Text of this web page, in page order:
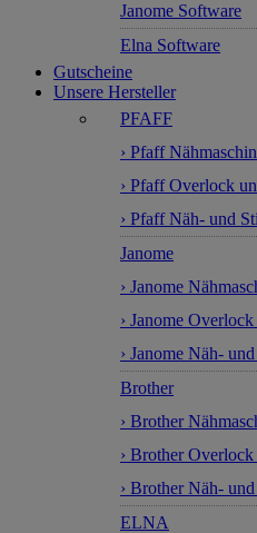
Janome Software
Elna Software
Gutscheine
Unsere Hersteller
PFAFF
› Pfaff
› Pfaff Overlock
› Pfaff Näh- und
Janome
› Janome
› Janome
› Janome Näh-
Brother
› Brother
› Brother
› Brother Näh-
ELNA